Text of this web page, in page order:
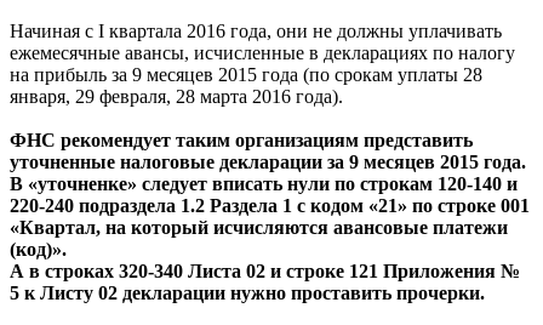
Начиная с I квартала 2016 года, они не должны уплачивать
ежемесячные авансы, исчисленные в декларациях по налогу
на прибыль за 9 месяцев 2015 года (по срокам уплаты 28
января, 29 февраля, 28 марта 2016 года).
ФНС рекомендует таким организациям представить
уточненные налоговые декларации за 9 месяцев 2015 года.
В «уточненке» следует вписать нули по строкам 120-140 и
220-240 подраздела 1.2 Раздела 1 с кодом «21» по строке 001
«Квартал, на который исчисляются авансовые платежи
(код)».
А в строках 320-340 Листа 02 и строке 121 Приложения №
5 к Листу 02 декларации нужно проставить прочерки.